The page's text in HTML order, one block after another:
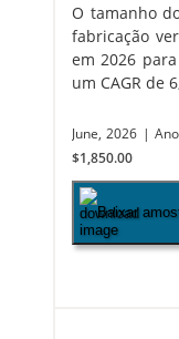
O tamanho
fabricação
em 2026
um CAGR de
June, 2026 |
$1,850.00
Baixar